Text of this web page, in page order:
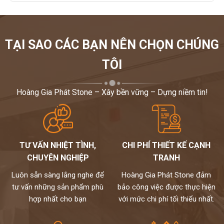
TẠI SAO CÁC BẠN NÊN CHỌN CHÚNG
TÔI
Hoàng Gia Phát Stone – Xây bền vững – Dựng niềm tin!
TƯ VẤN NHIỆT TÌNH,
CHUYÊN NGHIỆP
Luôn sẵn sàng lắng nghe để
tư vấn những sản phẩm phù
hợp nhất cho bạn
CHI PHÍ THIẾT KẾ CẠNH
TRANH
Hoàng Gia Phát Stone đảm
bảo công việc được thực hiện
với mức chi phí tối thiểu nhất.